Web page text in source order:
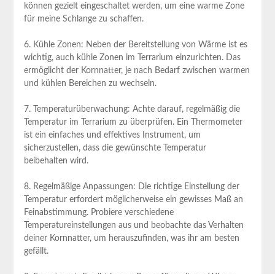
können gezielt eingeschaltet werden, um eine warme Zone
für meine Schlange zu schaffen.
6. Kühle Zonen: Neben der Bereitstellung von Wärme ist es
wichtig, auch kühle Zonen im Terrarium einzurichten. Das
ermöglicht der Kornnatter, je nach Bedarf zwischen warmen
und kühlen Bereichen zu wechseln.
7. Temperaturüberwachung: Achte darauf, regelmäßig die
Temperatur im Terrarium zu überprüfen. Ein Thermometer
ist ein einfaches und effektives Instrument, um
sicherzustellen, dass die gewünschte Temperatur
beibehalten wird.
8. Regelmäßige Anpassungen: Die richtige Einstellung der
Temperatur erfordert möglicherweise ein gewisses Maß an
Feinabstimmung. Probiere verschiedene
Temperatureinstellungen aus und beobachte das Verhalten
deiner Kornnatter, um herauszufinden, was ihr am besten
gefällt.